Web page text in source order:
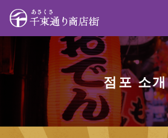
점포 소개